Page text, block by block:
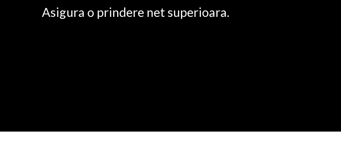
Asigura o prindere net superioara.